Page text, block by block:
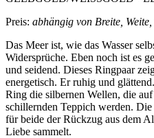
Preis: abhängig von Breite,
Das Meer ist, wie das Wasser
Widersprüche. Eben noch ist es
und seidend. Dieses Ringpaar
energetisch. Er ruhig und
Ring die silbernen Wellen, die
schillernden Teppich werden. Die
für beide der Rückzug aus dem
Liebe sammelt.